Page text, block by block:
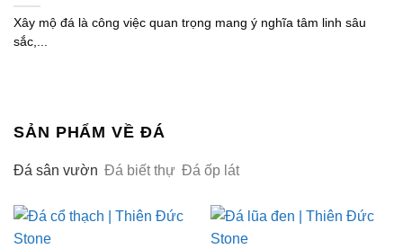
Xây mộ đá là công việc quan trọng mang ý nghĩa tâm linh sâu
sắc,...
SẢN PHẨM VỀ ĐÁ
Đá sân vườn Đá biết thự Đá ốp lát